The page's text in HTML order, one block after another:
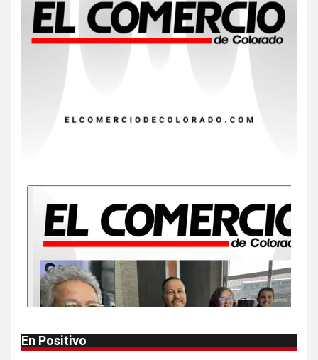
8 • ESTADOS UNIDOS HOGAR Y SALUD
EEUU este año que en 2025
• ESTADOS UNIDOS
HOGAR Y SALUD
NOTICIAS
Van 4,100 casos confirmados
por parásito que causa
diarrea en EEUU
• HOGAR Y SALUD LOCAL NOTICIAS
Reportan en Colorado 110
En Positivo